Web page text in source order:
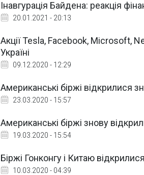
Інавгурація Байдена: реакція
20.01.2021 - 20:13
Акції Tesla, Facebook, Microsoft,
Україні
09.12.2020 - 12:29
Американські біржі
23.03.2020 - 15:57
Американські біржі знову
19.03.2020 - 15:54
Біржі Гонконгу і Китаю
10.03.2020 - 04:39